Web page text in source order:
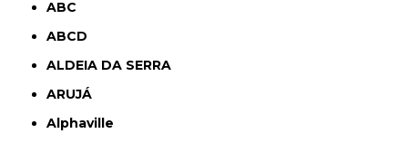
ABC
ABCD
ALDEIA DA SERRA
ARUJÁ
Alphaville